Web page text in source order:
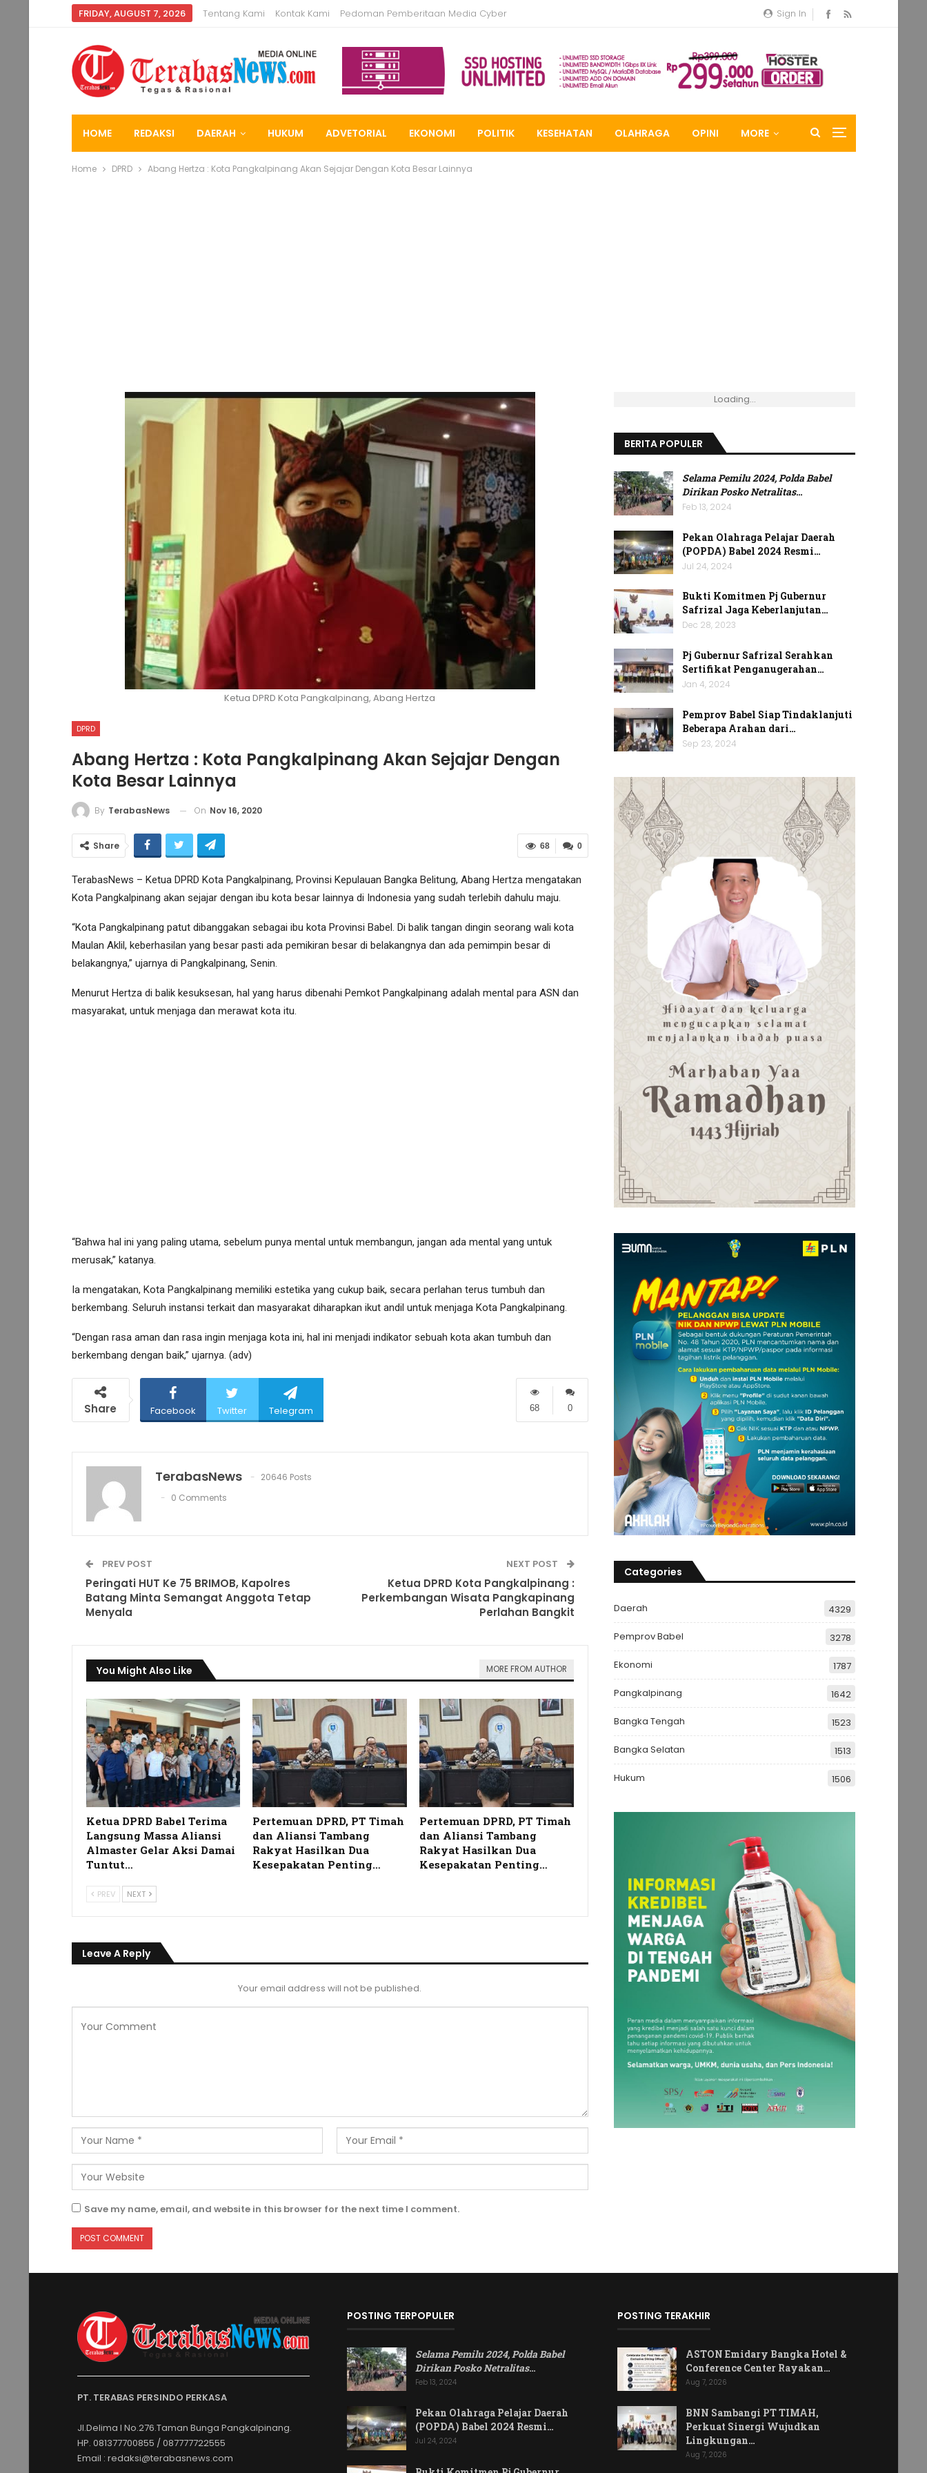
Sign In
FRIDAY, AUGUST 7, 2026 Tentang Kami Kontak Kami Pedoman Pemberitaan Media Cyber
HOME REDAKSI DAERAH HUKUM ADVETORIAL EKONOMI POLITIK KESEHATAN OLAHRAGA OPINI MORE
Home DPRD Abang Hertza : Kota Pangkalpinang Akan Sejajar Dengan Kota Besar Lainnya
Ketua DPRD Kota Pangkalpinang, Abang Hertza
DPRD
Abang Hertza : Kota Pangkalpinang Akan Sejajar Dengan
Kota Besar Lainnya
By TerabasNews On Nov 16, 2020
0
68
Share
TerabasNews – Ketua DPRD Kota Pangkalpinang, Provinsi Kepulauan Bangka Belitung, Abang Hertza mengatakan
Kota Pangkalpinang akan sejajar dengan ibu kota besar lainnya di Indonesia yang sudah terlebih dahulu maju.
“Kota Pangkalpinang patut dibanggakan sebagai ibu kota Provinsi Babel. Di balik tangan dingin seorang wali kota
Maulan Aklil, keberhasilan yang besar pasti ada pemikiran besar di belakangnya dan ada pemimpin besar di
belakangnya,” ujarnya di Pangkalpinang, Senin.
Menurut Hertza di balik kesuksesan, hal yang harus dibenahi Pemkot Pangkalpinang adalah mental para ASN dan
masyarakat, untuk menjaga dan merawat kota itu.
“Bahwa hal ini yang paling utama, sebelum punya mental untuk membangun, jangan ada mental yang untuk
merusak,” katanya.
Ia mengatakan, Kota Pangkalpinang memiliki estetika yang cukup baik, secara perlahan terus tumbuh dan
berkembang. Seluruh instansi terkait dan masyarakat diharapkan ikut andil untuk menjaga Kota Pangkalpinang.
“Dengan rasa aman dan rasa ingin menjaga kota ini, hal ini menjadi indikator sebuah kota akan tumbuh dan
berkembang dengan baik,” ujarnya. (adv)
0
68
Share Facebook Twitter Telegram
TerabasNews
20646 Posts
0 Comments
PREV POST
Peringati HUT Ke 75 BRIMOB, Kapolres
Batang Minta Semangat Anggota Tetap
Menyala
NEXT POST
Ketua DPRD Kota Pangkalpinang :
Perkembangan Wisata Pangkapinang
Perlahan Bangkit
You Might Also Like MORE FROM AUTHOR
Ketua DPRD Babel Terima
Langsung Massa Aliansi
Almaster Gelar Aksi Damai
Tuntut…
Pertemuan DPRD, PT Timah
dan Aliansi Tambang
Rakyat Hasilkan Dua
Kesepakatan Penting…
Pertemuan DPRD, PT Timah
dan Aliansi Tambang
Rakyat Hasilkan Dua
Kesepakatan Penting…
PREV NEXT
Leave A Reply
Your email address will not be published.
Save my name, email, and website in this browser for the next time I comment.
Loading...
BERITA POPULER
Selama Pemilu 2024, Polda Babel
Dirikan Posko Netralitas…
Feb 13, 2024
Pekan Olahraga Pelajar Daerah
(POPDA) Babel 2024 Resmi…
Jul 24, 2024
Bukti Komitmen Pj Gubernur
Safrizal Jaga Keberlanjutan…
Dec 28, 2023
Pj Gubernur Safrizal Serahkan
Sertifikat Penganugerahan…
Jan 4, 2024
Pemprov Babel Siap Tindaklanjuti
Beberapa Arahan dari…
Sep 23, 2024
Categories
Daerah 4329
Pemprov Babel 3278
Ekonomi 1787
Pangkalpinang 1642
Bangka Tengah 1523
Bangka Selatan 1513
Hukum 1506
PT. TERABAS PERSINDO PERKASA
Jl.Delima I No.276.Taman Bunga Pangkalpinang.
HP. 081377700855 / 087777722555
Email : redaksi@terabasnews.com
POSTING TERPOPULER
Selama Pemilu 2024, Polda Babel
Dirikan Posko Netralitas…
Feb 13, 2024
Pekan Olahraga Pelajar Daerah
(POPDA) Babel 2024 Resmi…
Jul 24, 2024
POSTING TERAKHIR
ASTON Emidary Bangka Hotel &
Conference Center Rayakan…
Aug 7, 2026
BNN Sambangi PT TIMAH,
Perkuat Sinergi Wujudkan
Lingkungan…
Aug 7, 2026